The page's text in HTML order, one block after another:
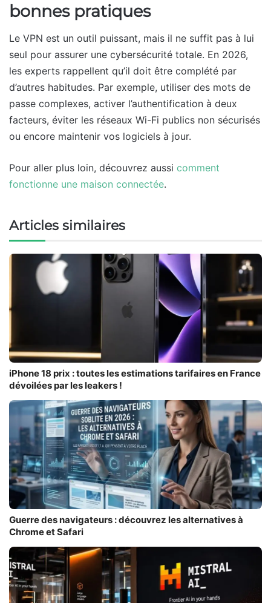
bonnes pratiques
Le VPN est un outil puissant, mais il ne suffit pas à lui
seul pour assurer une cybersécurité totale. En 2026,
les experts rappellent qu’il doit être complété par
d’autres habitudes. Par exemple, utiliser des mots de
passe complexes, activer l’authentification à deux
facteurs, éviter les réseaux Wi-Fi publics non sécurisés
ou encore maintenir vos logiciels à jour.
Pour aller plus loin, découvrez aussi comment
fonctionne une maison connectée.
Articles similaires
iPhone 18 prix : toutes les estimations tarifaires en France
dévoilées par les leakers !
Guerre des navigateurs : découvrez les alternatives à
Chrome et Safari